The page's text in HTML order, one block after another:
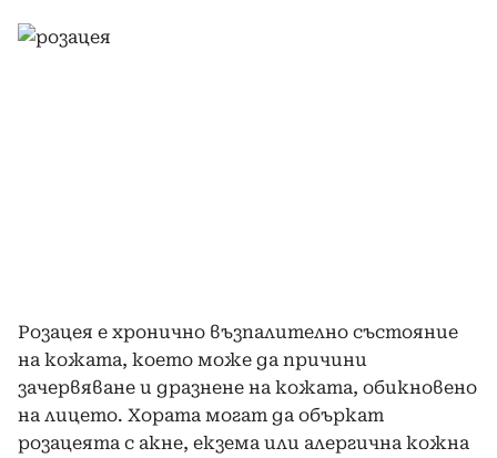
Розацея е хронично възпалително състояние
на кожата, което може да причини
зачервяване и дразнене на кожата, обикновено
на лицето. Хората могат да объркат
розацеята с акне, екзема или алергична кожна